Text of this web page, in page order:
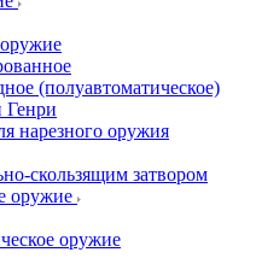
(полуавтоматическое)
Генри
нарезного оружия
скользящим затвором
оружие
оружие